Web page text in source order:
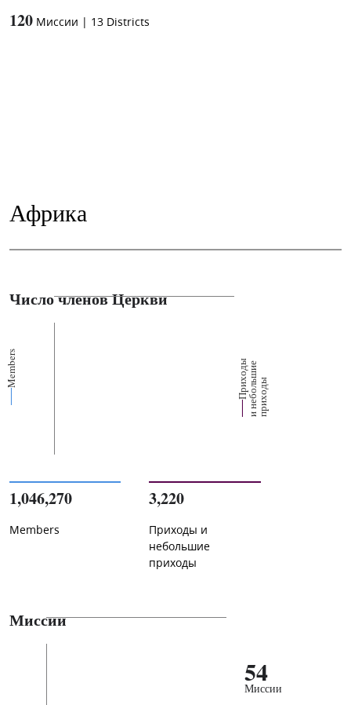
120 Миссии | 13 Districts
Африка
Число членов Церкви
Members П
р
их
о
д
ы
и
н
е
б
о
ль
ш
ие
п
р
и
х
о
ды
1,046,270
Members
3,220
Приходы и
небольшие
приходы
Миссии
54
Миссии